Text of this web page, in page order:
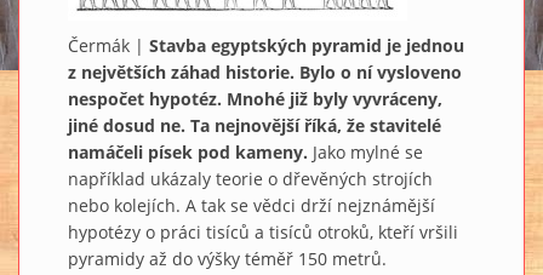
Čermák | Stavba egyptských pyramid je jednou
z největších záhad historie. Bylo o ní vysloveno
nespočet hypotéz. Mnohé již byly vyvráceny,
jiné dosud ne. Ta nejnovější říká, že stavitelé
namáčeli písek pod kameny. Jako mylné se
například ukázaly teorie o dřevěných strojích
nebo kolejích. A tak se vědci drží nejznámější
hypotézy o práci tisíců a tisíců otroků, kteří vršili
pyramidy až do výšky téměř 150 metrů.